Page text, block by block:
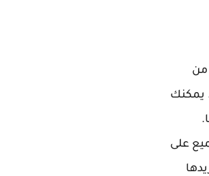
من
يمكنك
على